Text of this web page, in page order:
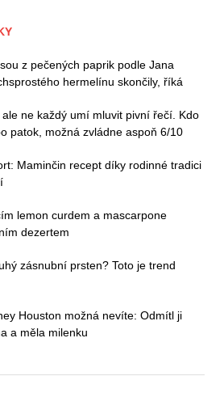
z pečených paprik podle Jana
hermelínu skončily, říká
ne každý umí mluvit pivní řečí. Kdo
patok, možná zvládne aspoň 6/10
Maminčin recept díky rodinné tradici
lemon curdem a mascarpone
dezertem
zásnubní prsten? Toto je trend
Houston možná nevíte: Odmítl ji
a měla milenku